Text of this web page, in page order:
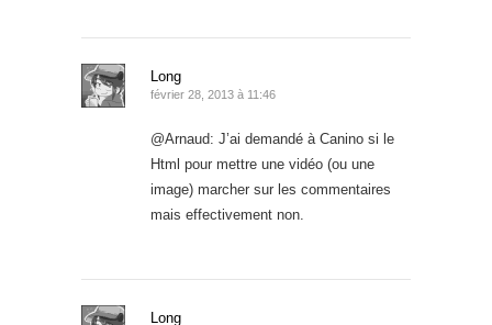
Long
février 28, 2013 à 11:46
@Arnaud: J’ai demandé à Canino si le
Html pour mettre une vidéo (ou une
image) marcher sur les commentaires
mais effectivement non.
Long